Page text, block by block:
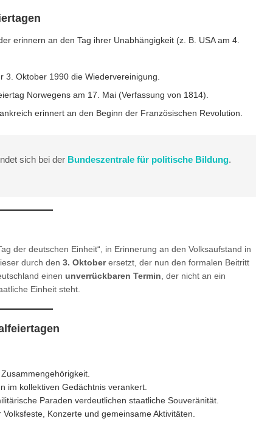
erinnern an den Tag ihrer Unabhängigkeit (z. B. USA am 4.
3. Oktober 1990 die Wiedervereinigung.
Norwegens am 17. Mai (Verfassung von 1814).
erinnert an den Beginn der Französischen Revolution.
sich bei der Bundeszentrale für politische Bildung.
der deutschen Einheit“, in Erinnerung an den Volksaufstand in
durch den 3. Oktoberersetzt, der nun den formalen Beitritt
einen unverrückbaren Termin , der nicht an ein
Einheit steht.
im kollektiven Gedächtnis verankert.
Paraden verdeutlichen staatliche Souveränität.
Konzerte und gemeinsame Aktivitäten.